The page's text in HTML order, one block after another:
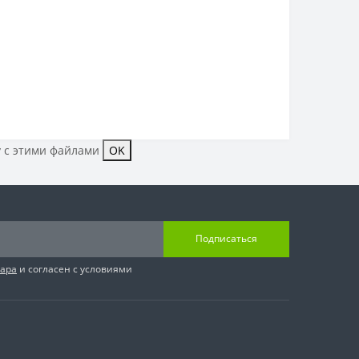
с этими файлами OK
Подписаться
и согласен с условиями